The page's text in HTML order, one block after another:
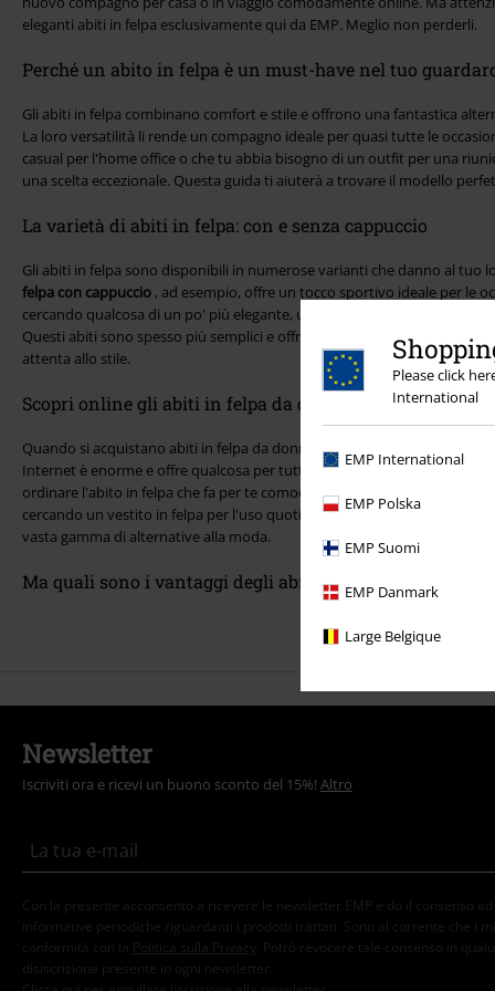
Please click
International
EMP International
EMP Polska
EMP Suomi
EMP Danmark
Large Belgique
eleganti abiti in felpa esclusivamente qui da EMP. Meglio non perderli.
Perché un abito in felpa è un must-have nel tuo
Gli abiti in felpa combinano comfort e stile e offrono una fantastica
La loro versatilità li rende un compagno ideale per quasi tutte le
casual per l'home office o che tu abbia bisogno di un outfit per una
una scelta eccezionale. Questa guida ti aiuterà a trovare il modello
La varietà di abiti in felpa: con e senza cappuccio
Gli abiti in felpa sono disponibili in numerose varianti che danno al tuo
felpa con cappuccio , ad esempio, offre un tocco sportivo ideale per le
cercando qualcosa di un po' più elegante, un
Questi abiti sono spesso più semplici e offrono un'eleganza moderna
attenta allo stile.
Scopri online gli abiti in felpa da donna moderni
Quando si acquistano abiti in felpa da donna online, è facile rimanere
Internet è enorme e offre qualcosa per tutti i gusti. Puoi cercare l'ultimo
ordinare l'abito in felpa che fa per te comodamente da casa tua.
cercando un vestito in felpa per l'uso quotidiano o per le occasioni
vasta gamma di alternative alla moda.
Ma quali sono i vantaggi degli abiti in felpa?
Newsletter
Iscriviti ora e ricevi un buono sconto del 15%! Altro
Con la presente acconsento a ricevere le newsletter EMP e do il consenso
informative periodiche riguardanti i prodotti trattati. Sono al corrente che i
conformità con la
Politica sulla Privacy
. Potrò revocare tale consenso in
disiscrizione presente in ogni newsletter.